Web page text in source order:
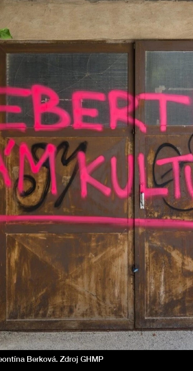
Berková. Zdroj GHMP